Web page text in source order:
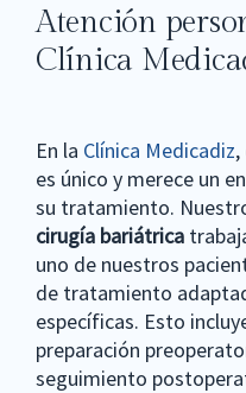
Atención
Clínica
En la Clínica Medicadiz
es único y merece un
su tratamiento.
cirugía bariátrica
uno de nuestros
de tratamiento
específicas. Esto
preparación
seguimiento